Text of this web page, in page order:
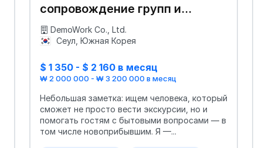
сопровождение групп и
помощь в релокации
DemoWork Co., Ltd.
Сеул, Южная Корея
$ 1 350 - $ 2 160 в месяц
₩ 2 000 000 - ₩ 3 200 000 в месяц
Небольшая заметка: ищем человека, который
сможет не просто вести экскурсии, но и
помогать гостям с бытовыми вопросами — в
том числе новоприбывшим. Я —...